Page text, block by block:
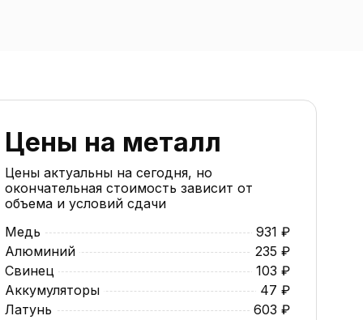
Цены на металл
Цены актуальны на сегодня, но
окончательная стоимость зависит от
объема и условий сдачи
Медь
931 ₽
Алюминий
235 ₽
Свинец
103 ₽
Аккумуляторы
47 ₽
Латунь
603 ₽